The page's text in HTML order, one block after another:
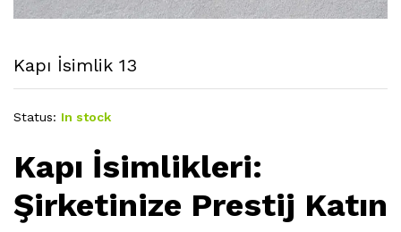
Kapı İsimlik 13
Status: In stock
Kapı İsimlikleri:
Şirketinize Prestij Katın